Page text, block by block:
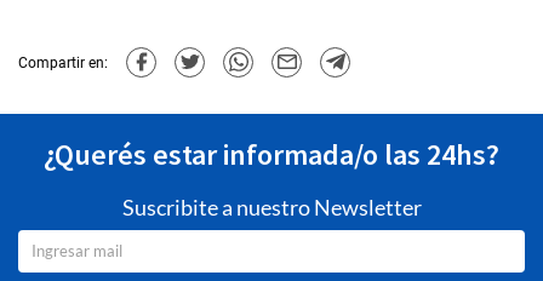
Compartir en:
¿Querés estar informada/o las 24hs?
Suscribite a nuestro Newsletter